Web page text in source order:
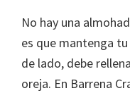
No hay una
es que mantenga
de lado, debe
oreja. En Barrena